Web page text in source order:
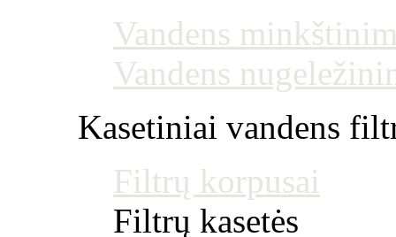
Vandens
Vandens
Kasetiniai vandens
Filtrų korpusai
Filtrų kasetės